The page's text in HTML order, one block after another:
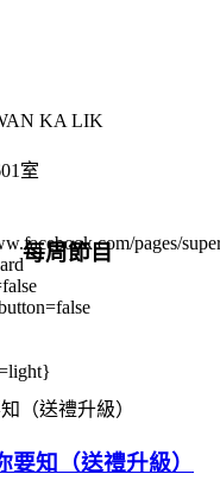
KA LIK
室
pages/
每周節目
要知（送禮升級）